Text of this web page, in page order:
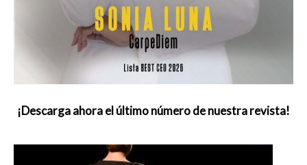
¡Descarga ahora el último número de nuestra revista!